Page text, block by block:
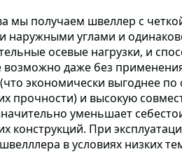
мы получаем швеллер с
наружными углами и
осевые нагрузки, и
возможно даже без
экономически выгоднее
прочности) и высокую
уменьшает
конструкций. При
в условиях низких